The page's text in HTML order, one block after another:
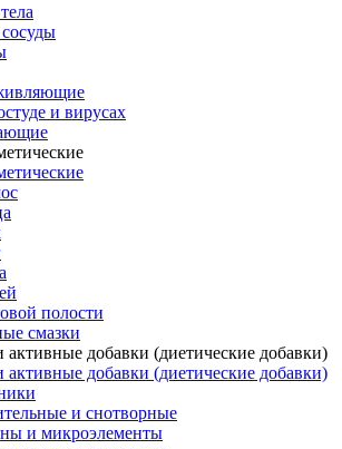
и вирусах
полости
смазки
активные добавки (диетические добавки)
активные добавки (диетические добавки)
и снотворные
и микроэлементы